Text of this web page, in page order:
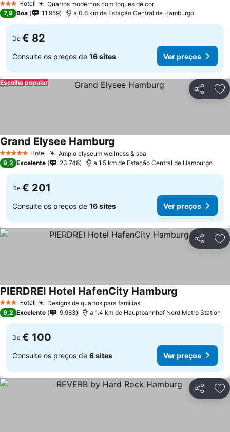
3 EstrelasHotel Quartos modernos com toques de cor
7,9 Boa 11.959 a 0.6 km de Estação Central de Hamburgo
De € 82
Consulte os preços de 16 sites Ver preços
Partilhar
Escolha popular
5 Estrelas Hotel Amplo elyseum wellness & spa
Grand Elysee Hamburg
9,2 Excelente 23.748 a 1.5 km de Estação Central de Hamburgo
De € 201
Consulte os preços de 16 sites Ver preços
Partilhar
3 EstrelasHotel Designs de quartos para famílias
PIERDREI Hotel HafenCity Hamburg
9,2 Excelente 9.983 a 1.4 km de Hauptbahnhof Nord Metro Station
De € 100
Consulte os preços de 6 sites Ver preços
Partilhar